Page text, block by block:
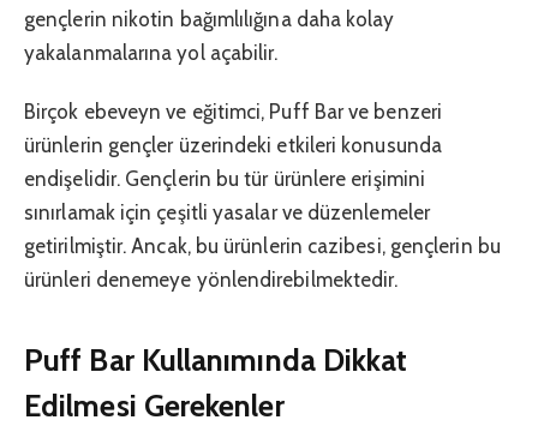
gençlerin nikotin bağımlılığına daha kolay
yakalanmalarına yol açabilir.
Birçok ebeveyn ve eğitimci, Puff Bar ve benzeri
ürünlerin gençler üzerindeki etkileri konusunda
endişelidir. Gençlerin bu tür ürünlere erişimini
sınırlamak için çeşitli yasalar ve düzenlemeler
getirilmiştir. Ancak, bu ürünlerin cazibesi, gençlerin bu
ürünleri denemeye yönlendirebilmektedir.
Puff Bar Kullanımında Dikkat
Edilmesi Gerekenler